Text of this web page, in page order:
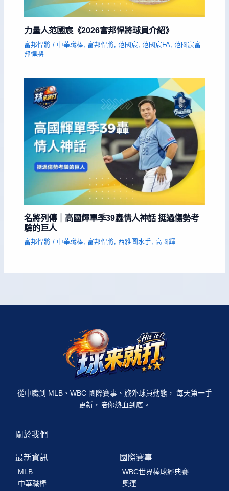
力量人范國宸《2026富邦悍將球員介紹》
富邦悍將 / 中華職棒 富邦悍將 ,范國宸 ,范國宸FA ,范國宸富
邦悍將
名將列傳｜高國輝單季39轟情人神話 挺過傷勢考
驗的巨人
富邦悍將 / 中華職棒, 富邦悍將,西雅圖水手,高國輝
從中職到 MLB、WBC 國際賽事、旅外球員動態， 每天第一手
更新，陪你熱血到底。
關於我們
最新資訊
MLB
中華職棒
國際賽事
WBC世界棒球經典賽
奧運